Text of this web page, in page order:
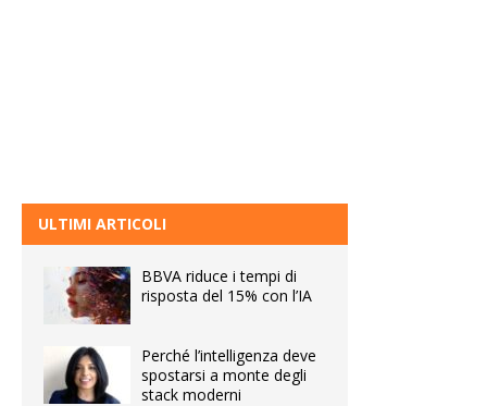
ULTIMI ARTICOLI
BBVA riduce i tempi di
risposta del 15% con l’IA
Perché l’intelligenza deve
spostarsi a monte degli
stack moderni